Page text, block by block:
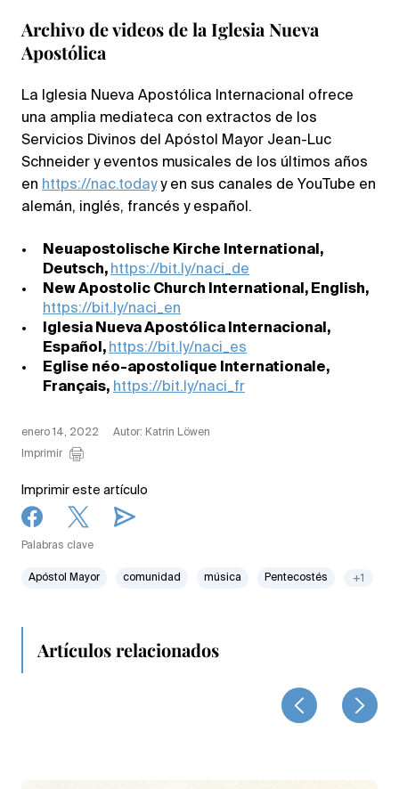
Archivo de videos de la Iglesia Nueva
Apostólica
La Iglesia Nueva Apostólica Internacional ofrece
una amplia mediateca con extractos de los
Servicios Divinos del Apóstol Mayor Jean-Luc
Schneider y eventos musicales de los últimos años
en https://nac.todayy en sus canales de YouTube en
alemán, inglés, francés y español.
Neuapostolische Kirche International,
Deutsch, https://bit.ly/naci_de
New Apostolic Church International, English,
https://bit.ly/naci_en
Iglesia Nueva Apostólica Internacional,
Español, https://bit.ly/naci_es
Eglise néo-apostolique Internationale,
Français, https://bit.ly/naci_fr
enero 14, 2022
Autor: Katrin Löwen
Imprimir
Imprimir este artículo
Palabras clave
Apóstol Mayor comunidad música Pentecostés +1
Artículos relacionados